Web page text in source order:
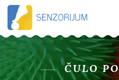
ČULO